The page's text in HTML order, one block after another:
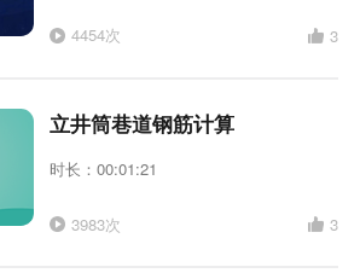
4454次 3
立井筒巷道钢筋计算
时长：00:01:21
3983次 3